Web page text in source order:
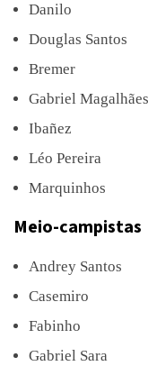
Danilo
Douglas Santos
Bremer
Gabriel Magalhães
Ibañez
Léo Pereira
Marquinhos
Meio-campistas
Andrey Santos
Casemiro
Fabinho
Gabriel Sara